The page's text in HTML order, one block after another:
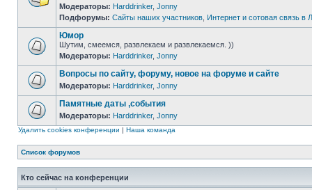
Модераторы: Harddrinker, Jonny
Подфорумы: Сайты наших участников Интернет и сотовая связь в
Юмор
Шутим, смеемся, развлекаем и развлекаемся. ))
Модераторы: Harddrinker, Jonny
Вопросы по сайту, форуму, новое на форуме и сайте
Модераторы: Harddrinker, Jonny
Памятные даты ,события
Модераторы: Harddrinker, Jonny
Удалить cookies конференции | Наша команда
Список форумов
Кто сейчас на конференции